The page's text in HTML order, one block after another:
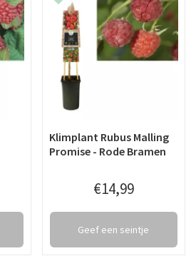
Klimplant Rubus Malling
Promise - Rode Bramen
€14,99
Geef een seintje